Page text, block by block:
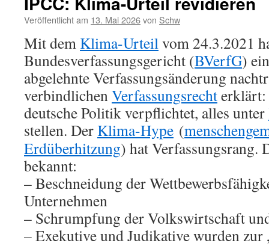
Veröffentlicht am 13. Mai 2026von Schw
Mit dem Klima-Urteilvom 24.3.2021
Bundesverfassungsgericht (BVerfG)
abgelehnte Verfassungsänderung
verbindlichenVerfassungsrechterklärt:
deutsche Politik verpflichtet, alles unter
stellen. Der Klima-Hype (
Erdüberhitzung) hat Verfassungsrang.
bekannt:
– Beschneidung der
Unternehmen
– Schrumpfung der Volkswirtschaft
– Exekutive und Judikative wurden zur